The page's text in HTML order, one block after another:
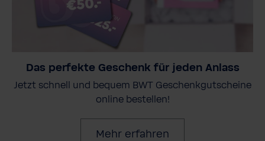
Das perfekte Geschenk für jeden Anlass
Jetzt schnell und bequem BWT Geschenkgutscheine
online bestellen!
Mehr erfahren